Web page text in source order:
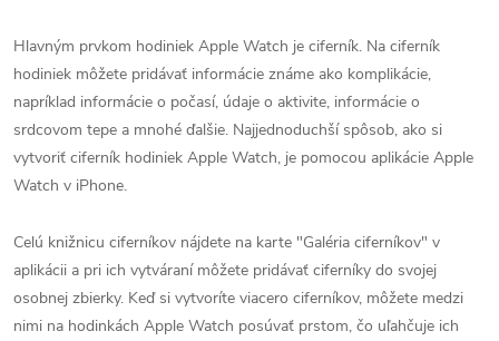
Hlavným prvkom hodiniek Apple Watch je ciferník. Na ciferník
hodiniek môžete pridávať informácie známe ako komplikácie,
napríklad informácie o počasí, údaje o aktivite, informácie o
srdcovom tepe a mnohé ďalšie. Najjednoduchší spôsob, ako si
vytvoriť ciferník hodiniek Apple Watch, je pomocou aplikácie Apple
Watch v iPhone.
Celú knižnicu ciferníkov nájdete na karte "Galéria ciferníkov" v
aplikácii a pri ich vytváraní môžete pridávať ciferníky do svojej
osobnej zbierky. Keď si vytvoríte viacero ciferníkov, môžete medzi
nimi na hodinkách Apple Watch posúvať prstom, čo uľahčuje ich